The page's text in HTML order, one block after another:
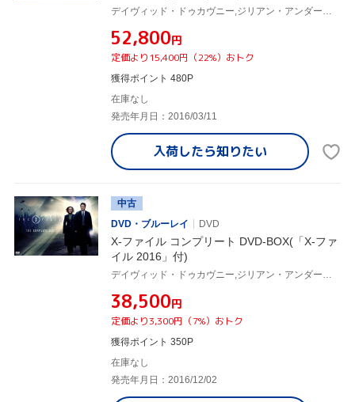
デイヴィッド・ドゥカヴニー,ジリアン・アンダーソン
¥52,800円
定価より15,400円（22%）おトク
獲得ポイント 480P
在庫なし
発売年月日：2016/03/11
入荷したら知りたい
中古
DVD・ブルーレイ
DVD
X-ファイル コンプリート DVD-BOX(「X-ファ
イル 2016」付)
デイヴィッド・ドゥカヴニー,ジリアン・アンダーソン
¥38,500円
定価より3,300円（7%）おトク
獲得ポイント 350P
在庫なし
発売年月日：2016/12/02